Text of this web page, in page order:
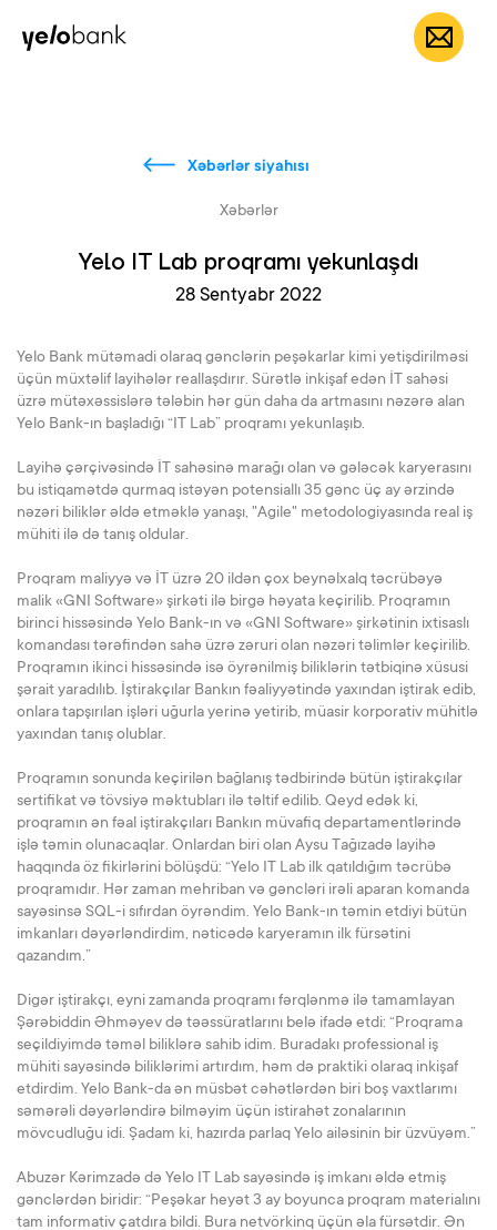
Fərdi Biznes AZ
Xəbərlər siyahısı
Xəbərlər
Yelo IT Lab proqramı yekunlaşdı
28 Sentyabr 2022
Yelo Bank mütəmadi olaraq gənclərin peşəkarlar kimi yetişdirilməsi
üçün müxtəlif layihələr reallaşdırır. Sürətlə inkişaf edən İT sahəsi
üzrə mütəxəssislərə tələbin hər gün daha da artmasını nəzərə alan
Yelo Bank-ın başladığı “IT Lab” proqramı yekunlaşıb.
Layihə çərçivəsində İT sahəsinə marağı olan və gələcək karyerasını
bu istiqamətdə qurmaq istəyən potensiallı 35 gənc üç ay ərzində
nəzəri biliklər əldə etməklə yanaşı, "Agile" metodologiyasında real iş
mühiti ilə də tanış oldular.
Proqram maliyyə və İT üzrə 20 ildən çox beynəlxalq təcrübəyə
malik «GNI Software» şirkəti ilə birgə həyata keçirilib. Proqramın
birinci hissəsində Yelo Bank-ın və «GNI Software» şirkətinin ixtisaslı
komandası tərəfindən sahə üzrə zəruri olan nəzəri təlimlər keçirilib.
Proqramın ikinci hissəsində isə öyrənilmiş biliklərin tətbiqinə xüsusi
şərait yaradılıb. İştirakçılar Bankın fəaliyyətində yaxından iştirak edib,
onlara tapşırılan işləri uğurla yerinə yetirib, müasir korporativ mühitlə
yaxından tanış olublar.
Proqramın sonunda keçirilən bağlanış tədbirində bütün iştirakçılar
sertifikat və tövsiyə məktubları ilə təltif edilib. Qeyd edək ki,
proqramın ən fəal iştirakçıları Bankın müvafiq departamentlərində
işlə təmin olunacaqlar. Onlardan biri olan Aysu Tağızadə layihə
haqqında öz fikirlərini bölüşdü: “Yelo IT Lab ilk qatıldığım təcrübə
proqramıdır. Hər zaman mehriban və gəncləri irəli aparan komanda
sayəsinsə SQL-i sıfırdan öyrəndim. Yelo Bank-ın təmin etdiyi bütün
imkanları dəyərləndirdim, nəticədə karyeramın ilk fürsətini
qazandım.”
Digər iştirakçı, eyni zamanda proqramı fərqlənmə ilə tamamlayan
Şərəbiddin Əhməyev də təəssüratlarını belə ifadə etdi: “Proqrama
seçildiyimdə təməl biliklərə sahib idim. Buradakı professional iş
mühiti sayəsində biliklərimi artırdım, həm də praktiki olaraq inkişaf
etdirdim. Yelo Bank-da ən müsbət cəhətlərdən biri boş vaxtlarımı
səmərəli dəyərləndirə bilməyim üçün istirahət zonalarının
mövcudluğu idi. Şadam ki, hazırda parlaq Yelo ailəsinin bir üzvüyəm.”
Abuzər Kərimzadə də Yelo IT Lab sayəsində iş imkanı əldə etmiş
gənclərdən biridir: “Peşəkar heyət 3 ay boyunca proqram materialını
tam informativ çatdıra bildi. Bura netvörkinq üçün əla fürsətdir. Ən